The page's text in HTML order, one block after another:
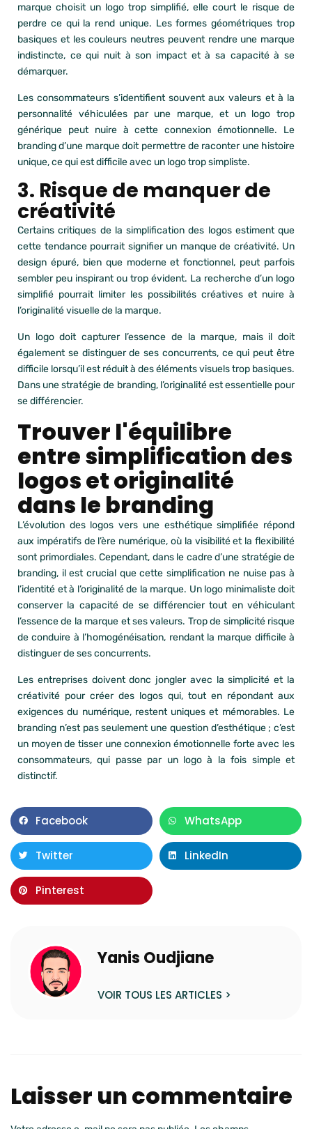
marque choisit un logo trop simplifié, elle court le risque de
perdre ce qui la rend unique. Les formes géométriques trop
basiques et les couleurs neutres peuvent rendre une marque
indistincte, ce qui nuit à son impact et à sa capacité à se
démarquer.
Les consommateurs s’identifient souvent aux valeurs et à la
personnalité véhiculées par une marque, et un logo trop
générique peut nuire à cette connexion émotionnelle. Le
branding d’une marque doit permettre de raconter une histoire
unique, ce qui est difficile avec un logo trop simpliste.
3. Risque de manquer de
créativité
Certains critiques de la simplification des logos estiment que
cette tendance pourrait signifier un manque de créativité. Un
design épuré, bien que moderne et fonctionnel, peut parfois
sembler peu inspirant ou trop évident. La recherche d’un logo
simplifié pourrait limiter les possibilités créatives et nuire à
l’originalité visuelle de la marque.
Un logo doit capturer l’essence de la marque, mais il doit
également se distinguer de ses concurrents, ce qui peut être
difficile lorsqu’il est réduit à des éléments visuels trop basiques.
Dans une stratégie de branding, l’originalité est essentielle pour
se différencier.
Trouver l'équilibre
entre simplification des
logos et originalité
dans le branding
L’évolution des logos vers une esthétique simplifiée répond
aux impératifs de l’ère numérique, où la visibilité et la flexibilité
sont primordiales. Cependant, dans le cadre d’une stratégie de
branding, il est crucial que cette simplification ne nuise pas à
l’identité et à l’originalité de la marque. Un logo minimaliste doit
conserver la capacité de se différencier tout en véhiculant
l’essence de la marque et ses valeurs. Trop de simplicité risque
de conduire à l’homogénéisation, rendant la marque difficile à
distinguer de ses concurrents.
Les entreprises doivent donc jongler avec la simplicité et la
créativité pour créer des logos qui, tout en répondant aux
exigences du numérique, restent uniques et mémorables. Le
branding n’est pas seulement une question d’esthétique ; c’est
un moyen de tisser une connexion émotionnelle forte avec les
consommateurs, qui passe par un logo à la fois simple et
distinctif.
Facebook WhatsApp
Twitter LinkedIn
Pinterest
Yanis Oudjiane
VOIR TOUS LES ARTICLES >
Laisser un commentaire